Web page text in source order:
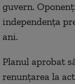
guvern.
independența
ani.
Planul aprobat
renunțarea la